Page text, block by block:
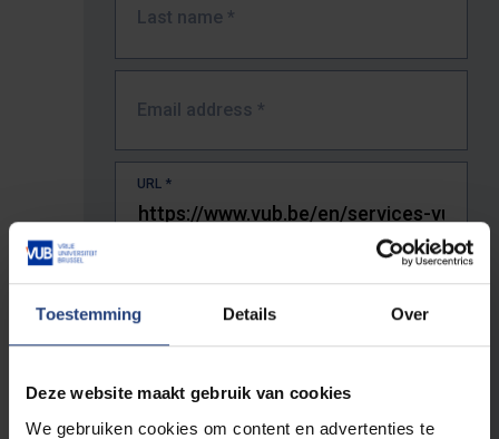
Toestemming Details Over
Deze website maakt gebruik van cookies
We gebruiken cookies om content en advertenties te
Last name *
Email address *
URL *
The full URL of the page where you encountered the error.